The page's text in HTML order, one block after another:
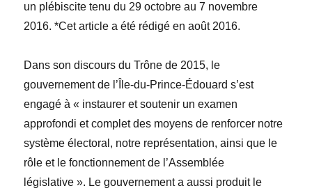
un plébiscite tenu du 29 octobre au 7 novembre
2016. *Cet article a été rédigé en août 2016.
Dans son discours du Trône de 2015, le
gouvernement de l’ Île-du-Prince-Édouard s’est
engagé à « instaurer et soutenir un examen
approfondi et complet des moyens de renforcer notre
système électoral, notre représentation, ainsi que le
rôle et le fonctionnement de l’Assemblée
législative ». Le gouvernement a aussi produit le